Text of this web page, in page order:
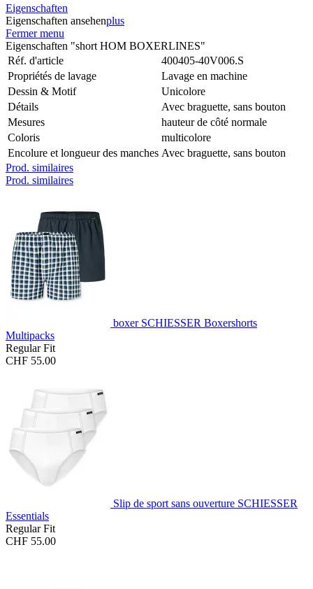
Eigenschaften
Eigenschaften ansehenplus
Fermer menu
Eigenschaften "short HOM BOXERLINES"
Réf. d'article
400405-40V006.S
Propriétés de lavage
Lavage en machine
Dessin & Motif
Unicolore
Détails
Avec braguette, sans bouton
Mesures
hauteur de côté normale
Coloris
multicolore
Encolure et longueur des manches Avec braguette, sans bouton
Prod. similaires
Prod. similaires
boxer SCHIESSER Boxershorts
Multipacks
Regular Fit
CHF 55.00
Slip de sport sans ouverture SCHIESSER
Essentials
Regular Fit
CHF 55.00